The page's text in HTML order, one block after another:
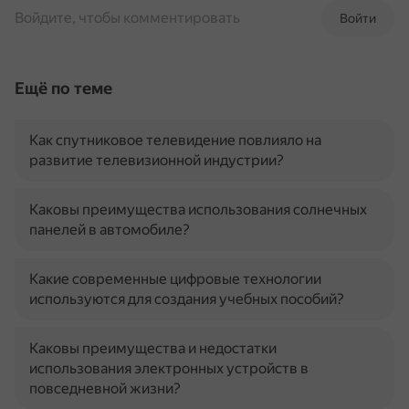
Войти
Войдите, чтобы комментировать
Ещё по теме
Как спутниковое телевидение повлияло на
развитие телевизионной индустрии?
Каковы преимущества использования солнечных
панелей в автомобиле?
Какие современные цифровые технологии
используются для создания учебных пособий?
Каковы преимущества и недостатки
использования электронных устройств в
повседневной жизни?